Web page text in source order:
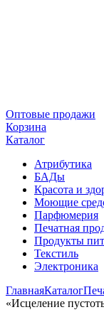
Оптовые продажи
Корзина
Каталог
Атрибутика
БАДы
Красота и
Моющие
Парфюмерия
Печатная
Продукты
Текстиль
Электроника
ГлавнаяКаталог
«Исцеление